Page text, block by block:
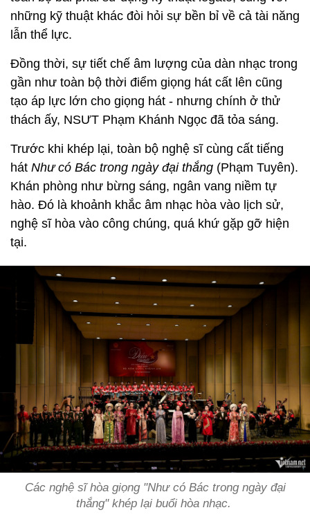
những kỹ thuật khác đòi hỏi sự bền bỉ về cả tài năng
lẫn thể lực.
Đồng thời, sự tiết chế âm lượng của dàn nhạc trong
gần như toàn bộ thời điểm giọng hát cất lên cũng
tạo áp lực lớn cho giọng hát - nhưng chính ở thử
thách ấy, NSƯT Phạm Khánh Ngọc đã tỏa sáng.
Trước khi khép lại, toàn bộ nghệ sĩ cùng cất tiếng
hát Như có Bác trong ngày đại thắng (Phạm Tuyên).
Khán phòng như bừng sáng, ngân vang niềm tự
hào. Đó là khoảnh khắc âm nhạc hòa vào lịch sử,
nghệ sĩ hòa vào công chúng, quá khứ gặp gỡ hiện
tại.
Các nghệ sĩ hòa giọng "Như có Bác trong ngày đại
thắng" khép lại buổi hòa nhạc.